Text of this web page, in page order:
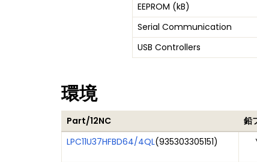
EEPROM (kB)
Serial Communication
USB Controllers
環境
Part/12NC 鉛
LPC11U37HFBD64/4QL(935303305151)